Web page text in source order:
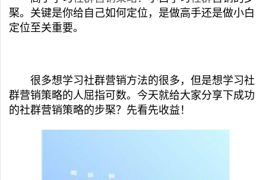
棸。关键是你给自己如何定位，是做高手还是做小白
定位至关重要。
很多想学习社群营销方法的很多，但是想学习社
群营销策略的人屈指可数。今天就给大家分享下成功
的社群营销策略的步棸？先看先收益！